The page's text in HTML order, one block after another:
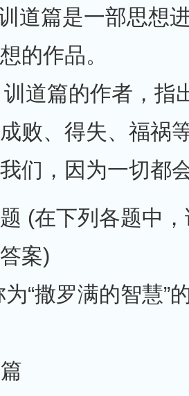
道篇是一部思想
的作品。
道篇的作者，指
败、得失、福祸
们，因为一切都
(在下列各题中，
案)
为“撒罗满的智慧”